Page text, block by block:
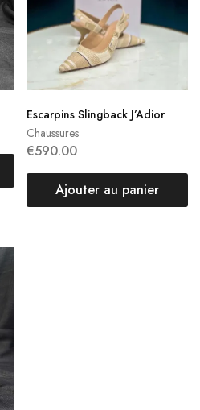
Chaussures
Escarpins Slingback J’Adior
€590.00
Ajouter au panier